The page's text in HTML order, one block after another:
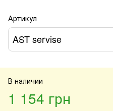
Артикул
AST servise
В наличии
1 154 грн